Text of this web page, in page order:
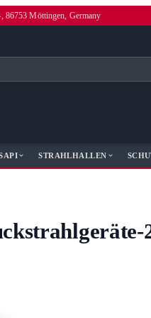
86753 Möttingen, Germany
STRAHLHALLEN